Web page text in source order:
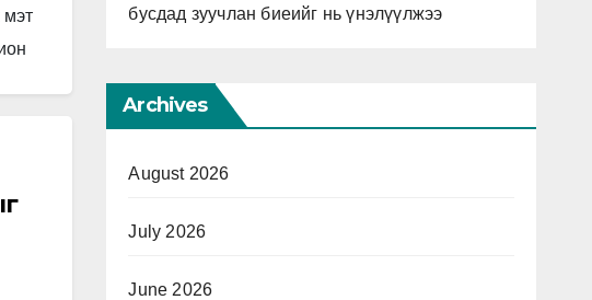
мэт
бусдад зуучлан биеийг нь үнэлүүлжээ
Archives
August 2026
July 2026
June 2026